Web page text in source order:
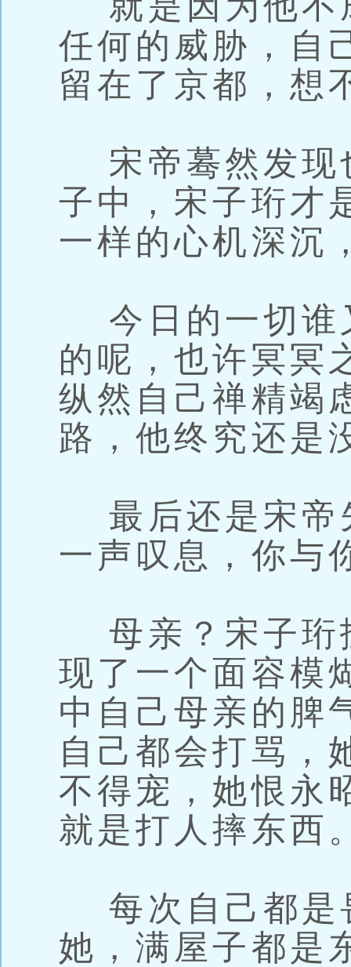
任何的威胁，自
留在了京都，想
宋帝蓦然发现
子中，宋子珩才
一样的心机深沉
今日的一切谁
的呢，也许冥冥
纵然自己禅精竭
路，他终究还是
最后还是宋帝
一声叹息，你与
母亲？宋子珩
现了一个面容模
中自己母亲的脾
自己都会打骂，
不得宠，她恨永
就是打人摔东西
每次自己都是
她，满屋子都是